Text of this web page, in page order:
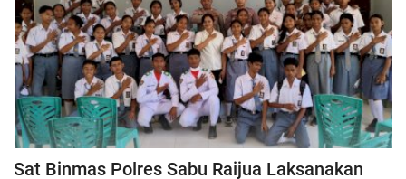
Bhabinkamtibmas Polsek Sabu Timur Polres